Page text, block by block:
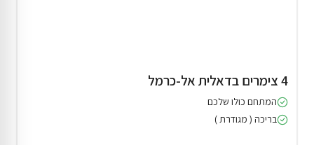
4 צימרים בדאלית אל-כרמל
המתחם כולו שלכם
בריכה ( מגודרת )